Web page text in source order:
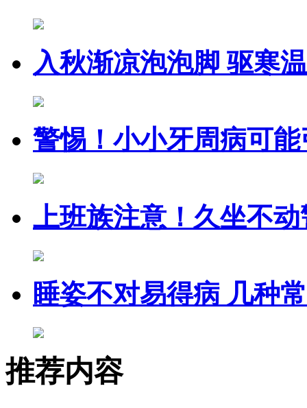
入秋渐凉泡泡脚 驱寒
警惕！小小牙周病可
上班族注意！久坐不
睡姿不对易得病 几种
推荐内容